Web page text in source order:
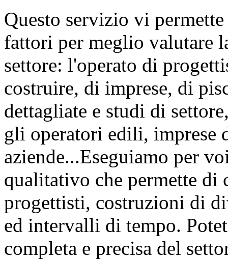
Questo servizio vi
fattori per meglio valutare
settore: l'operato di
costruire, di imprese, di
dettagliate e studi di
gli operatori edili, imprese
aziende...Eseguiamo per
qualitativo che permette di
progettisti, costruzioni di
ed intervalli di tempo.
completa e precisa del